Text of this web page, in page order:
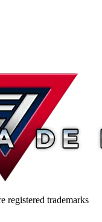
registered trademarks